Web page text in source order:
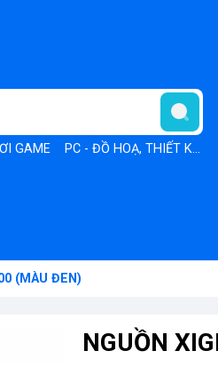
GAME PC - ĐỒ HOẠ, THIẾT KẾ
(MÀU ĐEN)
NGUỒN